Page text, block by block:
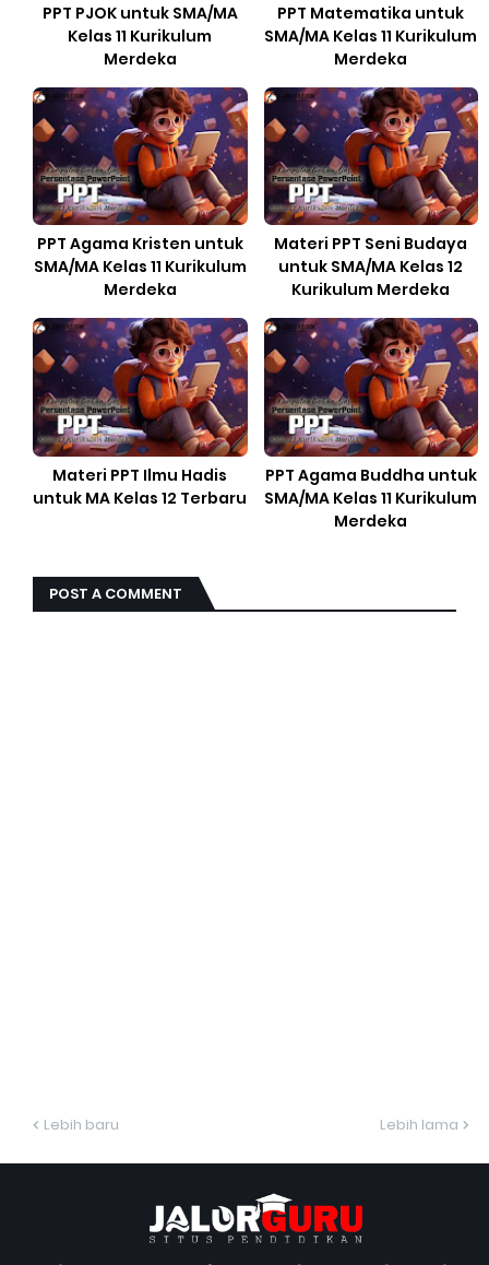
PPT PJOK untuk SMA/MA
Kelas 11 Kurikulum
Merdeka
PPT Matematika untuk
SMA/MA Kelas 11 Kurikulum
Merdeka
PPT Agama Kristen untuk
SMA/MA Kelas 11 Kurikulum
Merdeka
Materi PPT Seni Budaya
untuk SMA/MA Kelas 12
Kurikulum Merdeka
Materi PPT Ilmu Hadis
untuk MA Kelas 12 Terbaru
PPT Agama Buddha untuk
SMA/MA Kelas 11 Kurikulum
Merdeka
POST A COMMENT
Lebih baru Lebih lama